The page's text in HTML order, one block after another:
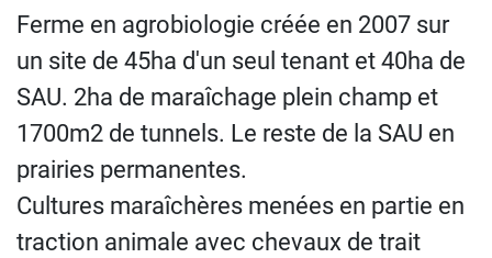
Ferme en agrobiologie créée en 2007 sur
un site de 45ha d'un seul tenant et 40ha de
SAU. 2ha de maraîchage plein champ et
1700m2 de tunnels. Le reste de la SAU en
prairies permanentes.
Cultures maraîchères menées en partie en
traction animale avec chevaux de trait